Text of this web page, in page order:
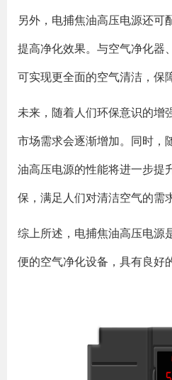
另外，电捕焦油高压电源还可
提高净化效果。与空气净化器
可实现更全面的空气清洁，保
未来，随着人们环保意识的增
市场需求会逐渐增加。同时，
油高压电源的性能将进一步提
保，满足人们对清洁空气的需求
综上所述，电捕焦油高压电源
便的空气净化设备，具有良好